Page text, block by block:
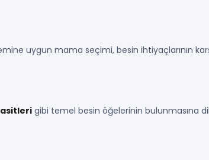
uygun mama seçimi, besin ihtiyaçlarının
gibi temel besin öğelerinin bulunmasına